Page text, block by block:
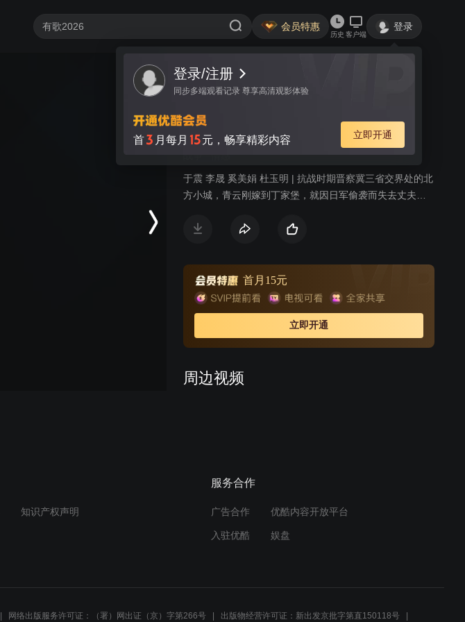
会员特惠
历史 客户端
登录
视频 讨论
嫂子嫂子
于震 李晟 奚美娟 杜玉明 | 抗战时期晋察冀三省交界处的北
方小城，青云刚嫁到丁家堡，就因日军偷袭而失去丈夫，
女顽强抵抗日军，誓死保卫家园。起初，青云仅能靠着祖
神，深深打动了驻扎在当地保护共产党物资站的八路军战
士何生亮。在何生亮的引导和帮助下，女子抗战队愈战愈
勇，还积极发动群众秘密开展工人运动，给了日军致命的
首月15元
立即开通
周边视频
06:19
知识产权声明
服务合作
广告合作 优酷内容开放平台
入驻优酷 娱盘
网络出版服务许可证：（署）网出证（京）字第266号 出版物经营许可证：新出发京批字第直150118号